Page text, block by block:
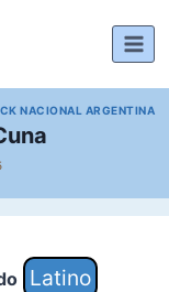
NACIONAL ARGENTINA
Latino